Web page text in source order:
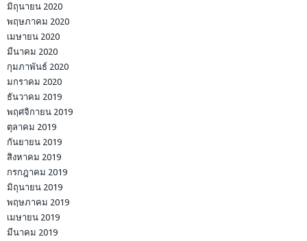
มิถุนายน 2020
พฤษภาคม 2020
เมษายน 2020
มีนาคม 2020
กุมภาพันธ์ 2020
มกราคม 2020
ธันวาคม 2019
พฤศจิกายน 2019
ตุลาคม 2019
กันยายน 2019
สิงหาคม 2019
กรกฎาคม 2019
มิถุนายน 2019
พฤษภาคม 2019
เมษายน 2019
มีนาคม 2019